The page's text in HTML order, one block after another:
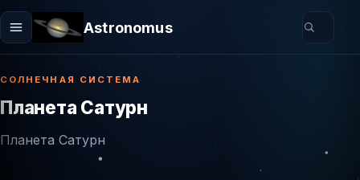
Astronomus
СОЛНЕЧНАЯ СИСТЕМА
Планета Сатурн
Планета Сатурн